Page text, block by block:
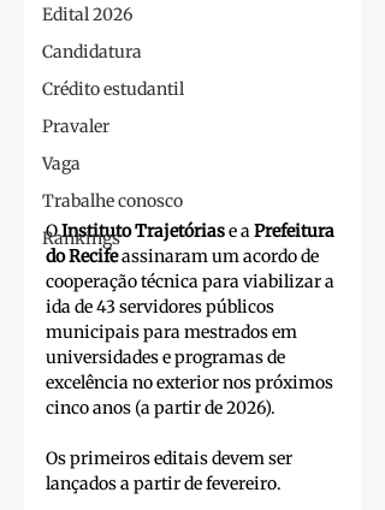
Edital 2026
Candidatura
Crédito estudantil
Pravaler
Vaga
Trabalhe conosco
Rankings
O Instituto Trajetórias e a Prefeitura
do Recife assinaram um acordo de
cooperação técnica para viabilizar a
ida de 43 servidores públicos
municipais para mestrados em
universidades e programas de
excelência no exterior nos próximos
cinco anos (a partir de 2026).
Os primeiros editais devem ser
lançados a partir de fevereiro.